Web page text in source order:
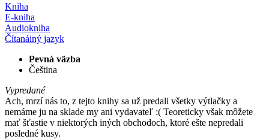
Kniha
E-kniha
Audiokniha
Čítanáiný jazyk
Pevná väzba
Čeština
Vypredané
Ach, mrzí nás to, z tejto knihy sa už predali všetky výtlačky a
nemáme ju na sklade my ani vydavateľ :( Teoreticky však môžete
mať šťastie v niektorých iných obchodoch, ktoré ešte nepredali
posledné kusy.